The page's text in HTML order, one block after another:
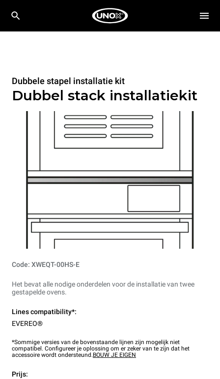
Dubbele stapel installatie kit
Dubbel stack installatiekit
Code: XWEQT-00HS-E
Het bevat alle nodige onderdelen voor de installatie van twee
gestapelde ovens.
Lines compatibility*:
EVEREO®
*Sommige versies van de bovenstaande lijnen zijn mogelijk niet
compatibel. Configureer je oplossing om er zeker van te zijn dat het
accessoire wordt ondersteund.BOUW JE EIGEN
Prijs: